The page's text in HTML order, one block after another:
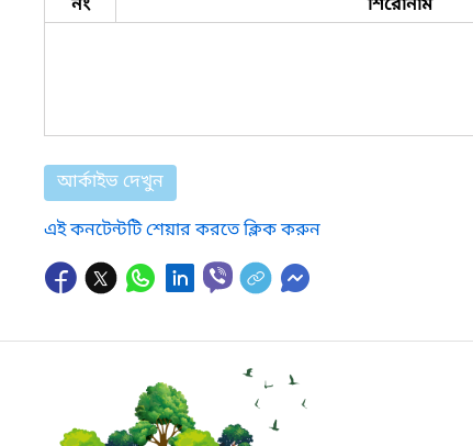
নং শিরোনাম
আর্কাইভ দেখুন
এই কনটেন্টটি শেয়ার করতে ক্লিক করুন